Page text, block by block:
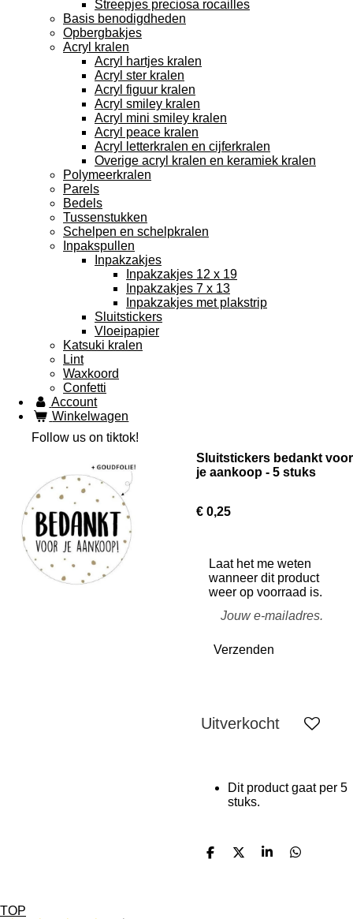
Streepjes preciosa rocailles
Basis benodigdheden
Opbergbakjes
Acryl kralen
Acryl hartjes kralen
Acryl ster kralen
Acryl figuur kralen
Acryl smiley kralen
Acryl mini smiley kralen
Acryl peace kralen
Acryl letterkralen en cijferkralen
Overige acryl kralen en keramiek kralen
Polymeerkralen
Parels
Bedels
Tussenstukken
Schelpen en schelpkralen
Inpakspullen
Inpakzakjes
Inpakzakjes 12 x 19
Inpakzakjes 7 x 13
Inpakzakjes met plakstrip
Sluitstickers
Vloeipapier
Katsuki kralen
Lint
Waxkoord
Confetti
Account
Winkelwagen
Follow us on tiktok!
Sluitstickers bedankt voor
je aankoop - 5 stuks
€ 0,25
Laat het me weten
wanneer dit product
weer op voorraad is.
Verzenden
Uitverkocht
Dit product gaat per 5
stuks.
D
D
S
D
TOP